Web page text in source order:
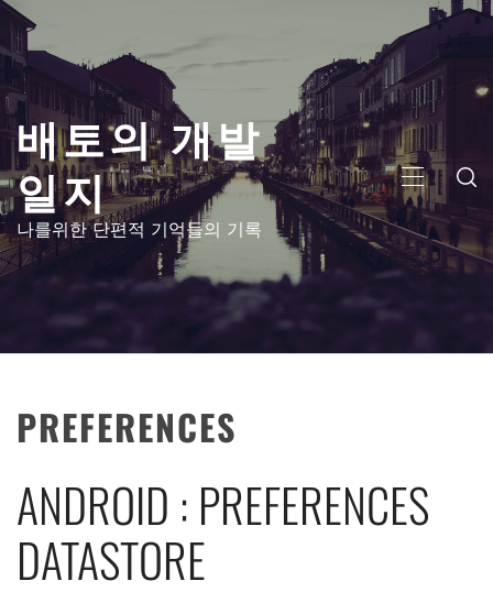
콘
츠
로
건
뛰
기
배토의 개발
일지
나를위한 단편적 기억들의 기록
주
메
뉴
PREFERENCES
ANDROID : PREFERENCES
DATASTORE